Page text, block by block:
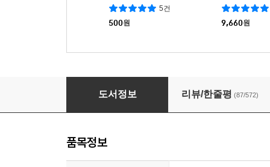
5건
500원 9,660원
[epub 3.0] 매일 10분 기초 영문법의 기적
도서정보 리뷰/한줄평 (87/572)
품목정보